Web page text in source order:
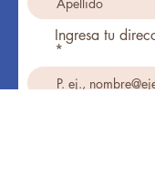
Ingresa tu